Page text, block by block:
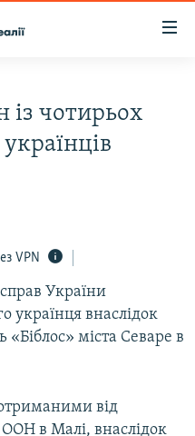
чотирьох
VPN
України
українця внаслідок
«Біблос» міста Севаре в
від
ООН в Малі, внаслідок